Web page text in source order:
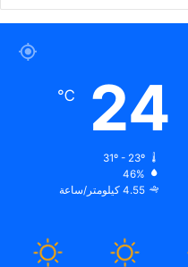
24
℃
31º - 23º
46%
4.55 كيلومتر/ساعة